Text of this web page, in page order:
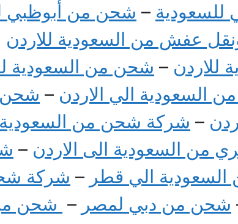
– شحن من أبوظبي
عفش من السعودية للاردن
للاردن – شحن من السعودية
السعودية الي الاردن – شحن
– شركة شحن من السعودية
من السعودية الى الاردن –
الي قطر – شركة
شحن من دبي لمصر – شحن